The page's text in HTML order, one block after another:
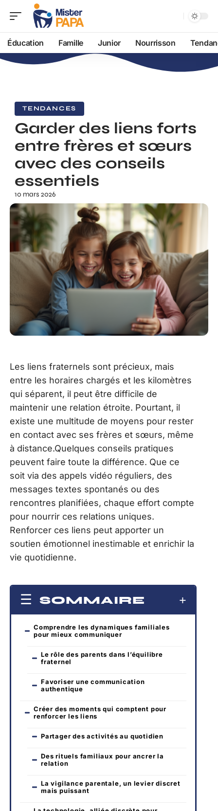
Éducation Famille Junior Nourrisson
TENDANCES
Garder des liens forts
entre frères et sœurs
avec des conseils
essentiels
10 mars 2026
Les liens fraternels sont précieux, mais
entre les horaires chargés et les kilomètres
qui séparent, il peut être difficile de
maintenir une relation étroite. Pourtant, il
existe une multitude de moyens pour rester
en contact avec ses frères et sœurs, même
à distance.Quelques conseils pratiques
peuvent faire toute la différence. Que ce
soit via des appels vidéo réguliers, des
messages textes spontanés ou des
rencontres planifiées, chaque effort compte
pour nourrir ces relations uniques.
Renforcer ces liens peut apporter un
soutien émotionnel inestimable et enrichir la
vie quotidienne.
SOMMAIRE
Comprendre les dynamiques familiales
pour mieux communiquer
Le rôle des parents dans l’équilibre
fraternel
Favoriser une communication
authentique
Créer des moments qui comptent pour
renforcer les liens
Partager des activités au quotidien
Des rituels familiaux pour ancrer la
relation
La vigilance parentale, un levier discret
mais puissant